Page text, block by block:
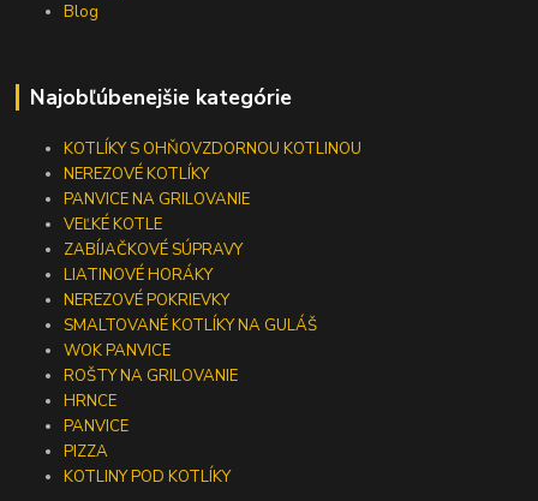
Blog
Najobľúbenejšie kategórie
KOTLÍKY S OHŇOVZDORNOU KOTLINOU
NEREZOVÉ KOTLÍKY
PANVICE NA GRILOVANIE
VEĽKÉ KOTLE
ZABÍJAČKOVÉ SÚPRAVY
LIATINOVÉ HORÁKY
NEREZOVÉ POKRIEVKY
SMALTOVANÉ KOTLÍKY NA GULÁŠ
WOK PANVICE
ROŠTY NA GRILOVANIE
HRNCE
PANVICE
PIZZA
KOTLINY POD KOTLÍKY